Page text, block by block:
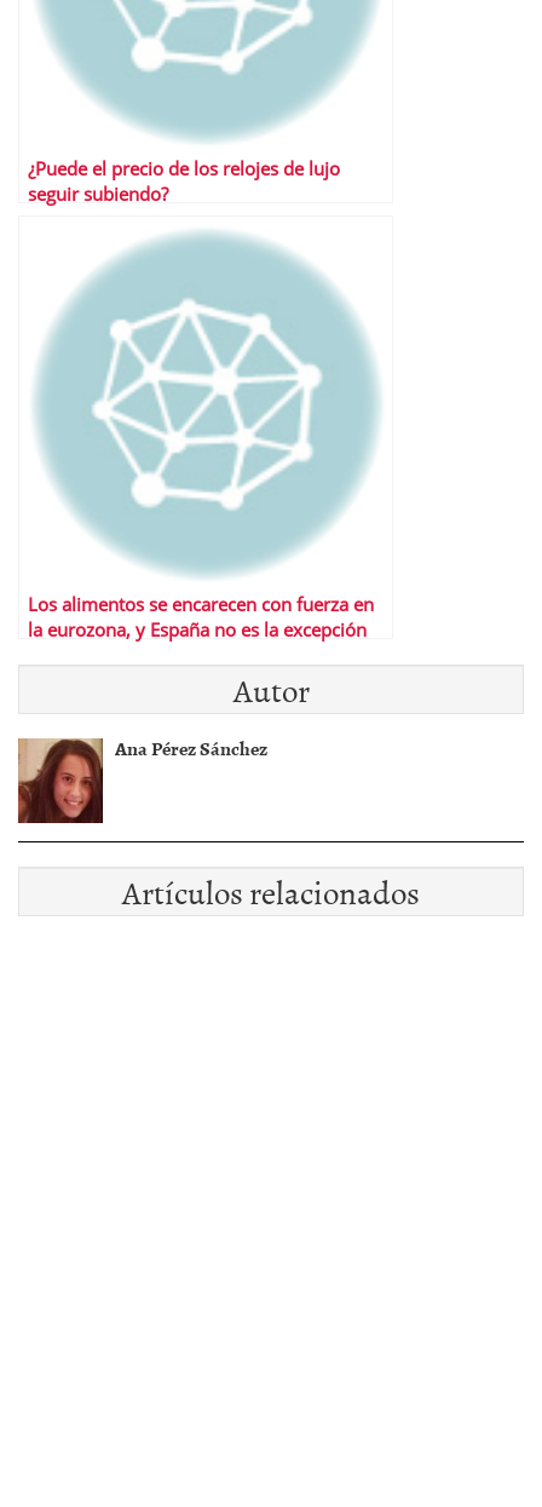
¿Puede el precio de los relojes de lujo
seguir subiendo?
Los alimentos se encarecen con fuerza en
la eurozona, y España no es la excepción
Autor
Ana Pérez Sánchez
Artículos relacionados